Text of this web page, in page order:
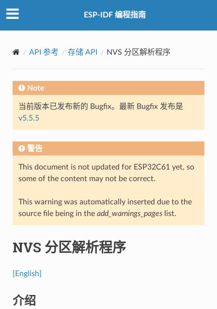
ESP-IDF 编程指南
API 参考 存储 API NVS 分区解析程序
Note
当前版本已发布新的 Bugfix。最新 Bugfix 发布是
v5.5.5
警告
This document is not updated for ESP32C61 yet, so
some of the content may not be correct.
This warning was automatically inserted due to the
source file being in the add_warnings_pageslist.
NVS 分区解析程序
[English]
介绍